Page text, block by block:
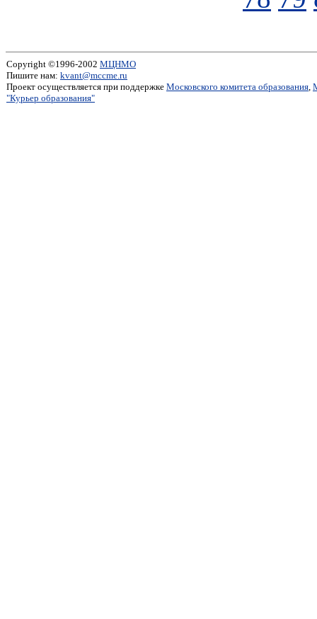
Copyright ©1996-2002 МЦНМО
Пишите нам: kvant@mccme.ru
Проект осуществляется при поддержке Московского комитета образования,
"Курьер образования"